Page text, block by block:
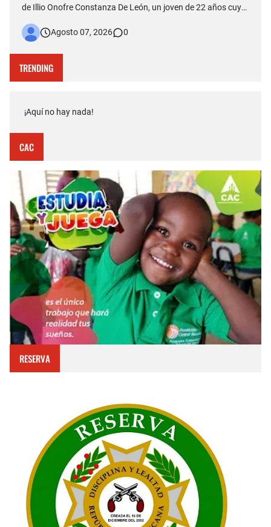
de Illio Onofre Constanza De León, un joven de 22 años cuyo
quedó captado en videos que posteriormente fueron
Agosto 07, 2026 0
TRENDING
¡Aquí no hay nada!
CAC
RESERVA